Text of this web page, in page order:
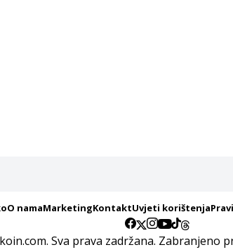
O namaMarketingKontaktUvjeti korištenja
Sva prava zadržana. Zabranjeno